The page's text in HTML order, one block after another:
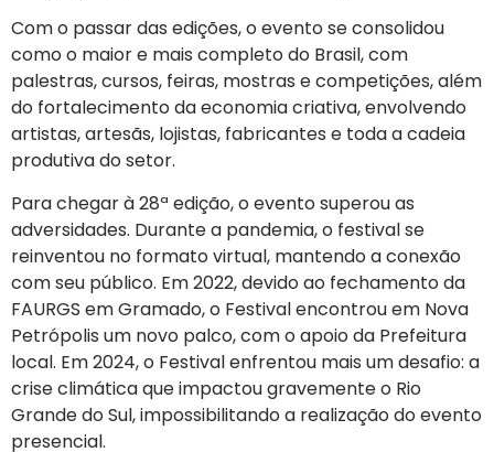
Com o passar das edições, o evento se consolidou
como o maior e mais completo do Brasil, com
palestras, cursos, feiras, mostras e competições, além
do fortalecimento da economia criativa, envolvendo
artistas, artesãs, lojistas, fabricantes e toda a cadeia
produtiva do setor.
Para chegar à 28ª edição, o evento superou as
adversidades. Durante a pandemia, o festival se
reinventou no formato virtual, mantendo a conexão
com seu público. Em 2022, devido ao fechamento da
FAURGS em Gramado, o Festival encontrou em Nova
Petrópolis um novo palco, com o apoio da Prefeitura
local. Em 2024, o Festival enfrentou mais um desafio: a
crise climática que impactou gravemente o Rio
Grande do Sul, impossibilitando a realização do evento
presencial.